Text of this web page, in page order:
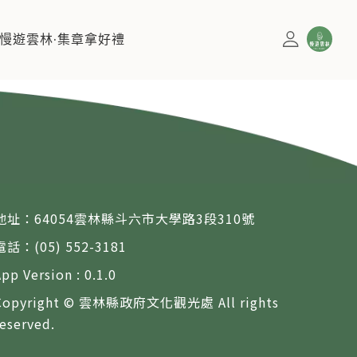
遊雲林·集章拿好禮
址：64054雲林縣斗六市大學路3段310號
話：(05) 552-3181
Version : 0.1.0
© 雲林縣政府文化觀光處 All rights